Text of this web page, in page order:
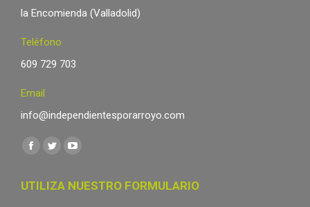
la Encomienda (Valladolid)
Teléfono
609 729 703
Email
info@independientesporarroyo.com
Encuéntranos en:
Facebook
opens
Twitter
opensopens
UTILIZA NUESTRO FORMULARIO